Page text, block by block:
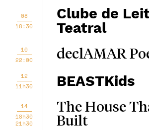
08
18:30
Clube de
Teatral
10
22:00
declAMAR
12
11h30
BEASTKids
14
18h30
21h30
The House
Built